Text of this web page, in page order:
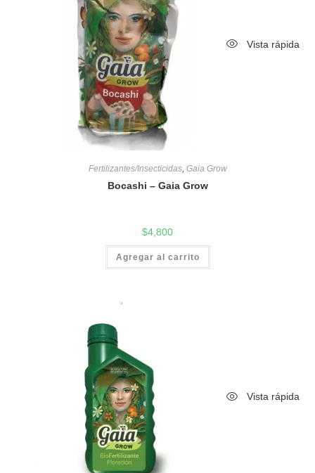
Vista rápida
Fertilizantes/Insecticidas, Gaia Grow
Bocashi – Gaia Grow
$4,800
Agregar al carrito
Vista rápida